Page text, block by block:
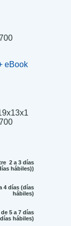
eBook
2 a 3 días
hábiles))
4 días (días
hábiles)
5 a 7 días
hábiles)